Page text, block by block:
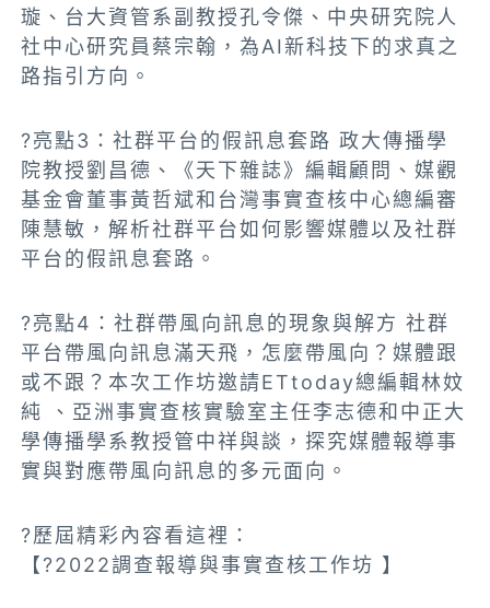
璇、台大資管系副教授孔令傑、中央研究院人
社中心研究員蔡宗翰，為AI新科技下的求真之
路指引方向。
?亮點3：社群平台的假訊息套路 政大傳播學
院教授劉昌德、《天下雜誌》編輯顧問、媒觀
基金會董事黃哲斌和台灣事實查核中心總編審
陳慧敏，解析社群平台如何影響媒體以及社群
平台的假訊息套路。
?亮點4：社群帶風向訊息的現象與解方 社群
平台帶風向訊息滿天飛，怎麼帶風向？媒體跟
或不跟？本次工作坊邀請ETtoday總編輯林妏
純 、亞洲事實查核實驗室主任李志德和中正大
學傳播學系教授管中祥與談，探究媒體報導事
實與對應帶風向訊息的多元面向。
?歷屆精彩內容看這裡：
【?2022調查報導與事實查核工作坊 】